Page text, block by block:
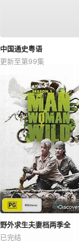
中国通史粤语
更新至第99集
野外求生夫妻档两季全
已完结